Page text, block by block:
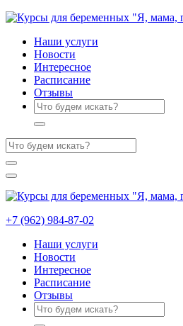
Наши услуги
Новости
Интересное
Расписание
Отзывы
+7 (962) 984-87-02
Наши услуги
Новости
Интересное
Расписание
Отзывы